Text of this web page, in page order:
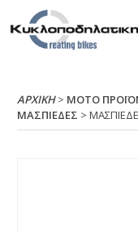
ΑΡΧΙΚΉ> ΜΟΤΟ
ΜΑΣΠΙΕΔΕΣ >